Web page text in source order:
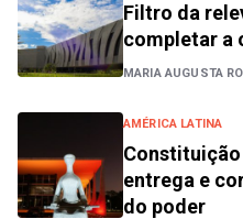
Filtro da
completar a
MARIA AUGUSTA
AMÉRICA LATINA
entrega e
do poder